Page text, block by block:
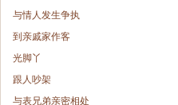
与情人发生争执
到亲戚家作客
光脚丫
跟人吵架
与表兄弟亲密相处